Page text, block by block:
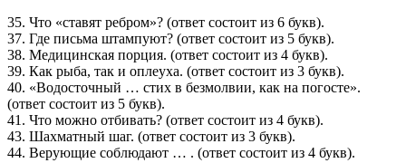
35. Что «ставят ребром»? (ответ состоит из 6 букв).
37. Где письма штампуют? (ответ состоит из 5 букв).
38. Медицинская порция. (ответ состоит из 4 букв).
39. Как рыба, так и оплеуха. (ответ состоит из 3 букв).
40. «Водосточный … стих в безмолвии, как на погосте».
(ответ состоит из 5 букв).
41. Что можно отбивать? (ответ состоит из 4 букв).
43. Шахматный шаг. (ответ состоит из 3 букв).
44. Верующие соблюдают … . (ответ состоит из 4 букв).